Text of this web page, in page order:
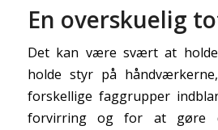
En overskuelig
Det kan være svært at
holde styr på
forskellige faggrupper
forvirring og for at gøre